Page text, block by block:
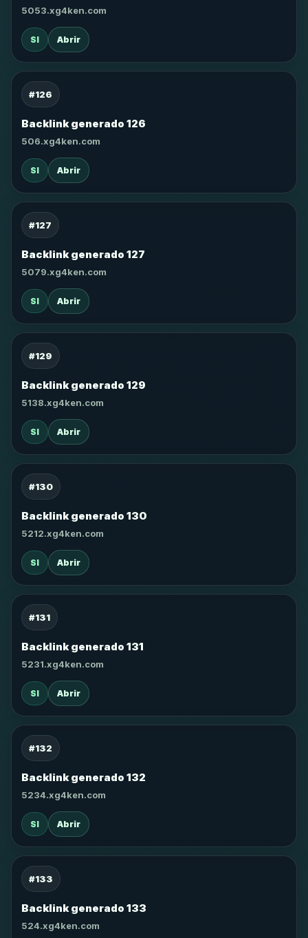
5053.xg4ken.com
SI Abrir
#126
Backlink generado 126
506.xg4ken.com
SI Abrir
#127
Backlink generado 127
5079.xg4ken.com
SI Abrir
#129
Backlink generado 129
5138.xg4ken.com
SI Abrir
#130
Backlink generado 130
5212.xg4ken.com
SI Abrir
#131
Backlink generado 131
5231.xg4ken.com
SI Abrir
#132
Backlink generado 132
5234.xg4ken.com
SI Abrir
#133
Backlink generado 133
524.xg4ken.com